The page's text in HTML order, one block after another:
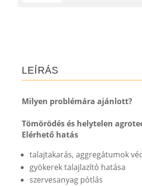
LEÍRÁS
Milyen problémára ajánlott?
Tömörödés és helytelen
Elérhető hatás
talajtakarás, aggregátumok
gyökerek talajlazító hatása
szervesanyag pótlás